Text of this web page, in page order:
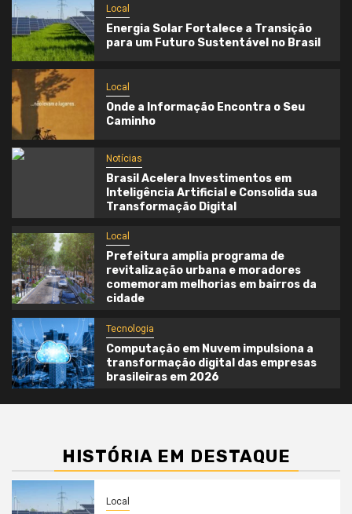
Local
Energia Solar Fortalece a Transição
para um Futuro Sustentável no Brasil
Local
Onde a Informação Encontra o Seu
Caminho
Notícias
Brasil Acelera Investimentos em
Inteligência Artificial e Consolida sua
Transformação Digital
Local
Prefeitura amplia programa de
revitalização urbana e moradores
comemoram melhorias em bairros da
cidade
Tecnologia
Computação em Nuvem impulsiona a
transformação digital das empresas
brasileiras em 2026
HISTÓRIA EM DESTAQUE
Local